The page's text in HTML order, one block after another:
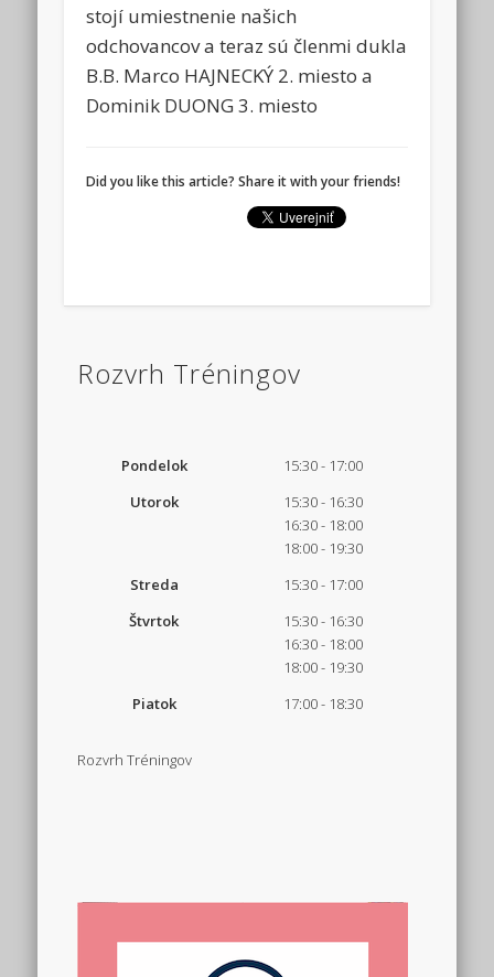
stojí umiestnenie našich
odchovancov a teraz sú členmi dukla
B.B. Marco HAJNECKÝ 2. miesto a
Dominik DUONG 3. miesto
Did you like this article? Share it with your friends!
Rozvrh Tréningov
Pondelok
15:30 - 17:00
Utorok
15:30 - 16:30
16:30 - 18:00
18:00 - 19:30
Streda
15:30 - 17:00
Štvrtok
15:30 - 16:30
16:30 - 18:00
18:00 - 19:30
Piatok
17:00 - 18:30
Rozvrh Tréningov